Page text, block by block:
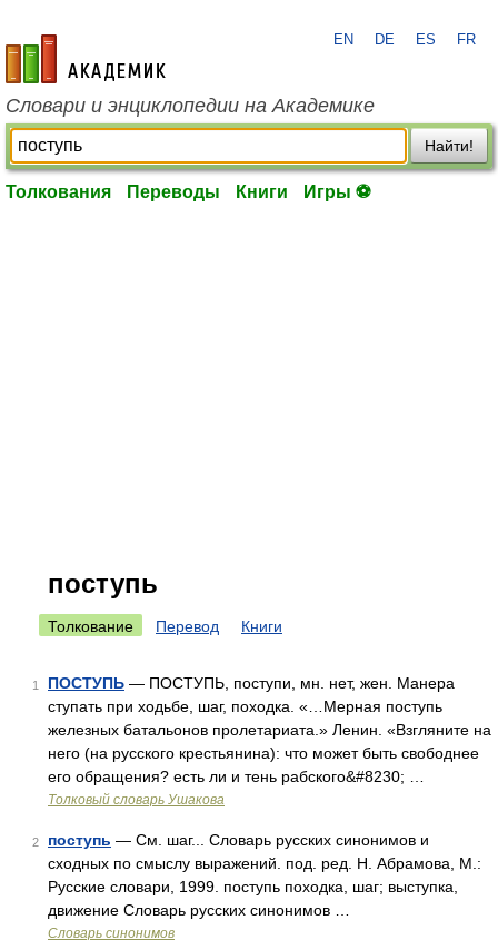
academic.ru
EN DE ES FR
Словари и энциклопедии на Академике
Найти!
Толкования Переводы Книги Игры ⚽
поступь
Толкование Перевод Книги
1 ПОСТУПЬ — ПОСТУПЬ, поступи, мн. нет, жен. Манера
ступать при ходьбе, шаг, походка. «…Мерная поступь
железных батальонов пролетариата.» Ленин. «Взгляните на
него (на русского крестьянина): что может быть свободнее
его обращения? есть ли и тень рабского&#8230; …
Толковый словарь Ушакова
2 поступь — См. шаг... Словарь русских синонимов и
сходных по смыслу выражений. под. ред. Н. Абрамова, М.:
Русские словари, 1999. поступь походка, шаг; выступка,
движение Словарь русских синонимов …
Словарь синонимов